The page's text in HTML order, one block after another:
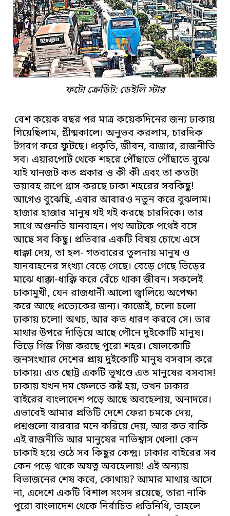
ফটো ক্রেডিট: ডেইলি স্টার
বেশ কয়েক বছর পর মাত্র কয়েকদিনের জন্য ঢাকায়
গিয়েছিলাম, গ্রীষ্মকালে। অনুভব করলাম, চারদিক
টগবগ করে ফুটছে। প্রকৃতি, জীবন, বাজার, রাজনীতি
সব। এয়ারপোর্ট থেকে শহরে পৌঁছাতে পৌঁছাতে বুঝে
যাই যানজট কত প্রকার ও কী কী এবং তা কতটা
ভয়াবহ রূপে গ্রাস করছে ঢাকা শহরের সবকিছু!
আগেও বুঝেছি, এবার আবারও নতুন করে বুঝলাম।
হাজার হাজার মানুষ থই থই করছে চারদিকে। তার
সাথে অগুনতি যানবাহন। পথ আটকে পথেই বসে
আছে সব কিছু। প্রতিবার একটি বিষয় চোখে এসে
ধাক্কা দেয়, তা হল- গতবারের তুলনায় মানুষ ও
যানবাহনের সংখ্যা বেড়ে গেছে। বেড়ে গেছে ভিড়ের
মাঝে ধাক্কা-ধাক্কি করে বেঁচে থাকা জীবন। সকলেই
ঢাকামুখী, যেন রাজধানী আলো জ্বালিয়ে অপেক্ষা
করে আছে প্রত্যেকের জন্য। কাজেই, চলো চলো
ঢাকায় চলো! অথচ, আর কত ধারণ করবে সে। তার
মাথার উপরে দাঁড়িয়ে আছে পৌনে দুইকোটি মানুষ।
ভিড়ে গিজ গিজ করছে পুরো শহর। ষোলকোটি
জনসংখ্যার দেশের প্রায় দুইকোটি মানুষ বসবাস করে
ঢাকায়। এত ছোট্ট একটি ভূখণ্ডে এত মানুষের বসবাস!
ঢাকায় যখন দম ফেলতে কষ্ট হয়, তখন ঢাকার
বাইরের বাংলাদেশ পড়ে আছে অবহেলায়, অনাদরে।
এভাবেই আমার প্রতিটি দেশে ফেরা চমকে দেয়,
প্রশ্নগুলো বারবার মনে করিয়ে দেয়, আর কত বাকি
এই রাজনীতি আর মানুষের নাভিশ্বাস খেলা! কেন
ঢাকাই হয়ে ওঠে সব কিছুর কেন্দ্র। ঢাকার বাইরের সব
কেন পড়ে থাকে অযত্ন অবহেলায়! এই অন্যায়
বিভাজনের শেষ কবে, কোথায়? আমার মাথায় আসে
না, এদেশে একটি বিশাল সংসদ রয়েছে, তারা নাকি
পুরো বাংলাদেশ থেকে নির্বাচিত প্রতিনিধি, তাহলে